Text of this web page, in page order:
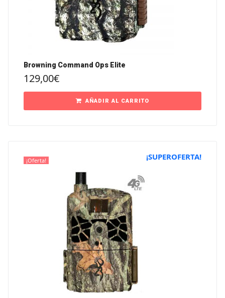
Browning Command Ops Elite
129,00€
AÑADIR AL CARRITO
¡Oferta! ¡SUPEROFERTA!